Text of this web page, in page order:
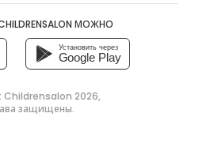
МОЖНО
Установить через
Google Play
Childrensalon 2026,
защищены.